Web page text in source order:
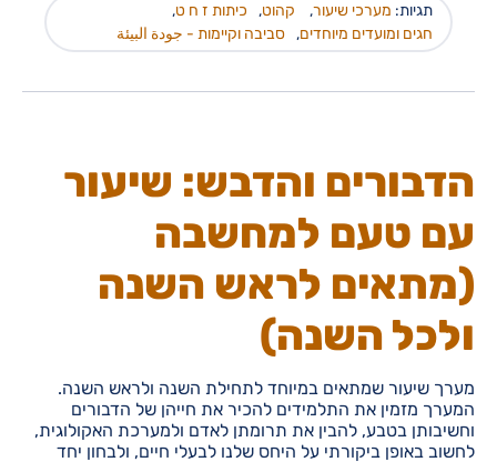
תגיות: מערכי שיעור, קהוט, כיתות ז ח ט,
חגים ומועדים מיוחדים, סביבה וקיימות - جودة البيئة
הדבורים והדבש: שיעור
עם טעם למחשבה
(מתאים לראש השנה
ולכל השנה)
מערך שיעור שמתאים במיוחד לתחילת השנה ולראש השנה.
המערך מזמין את התלמידים להכיר את חייהן של הדבורים
וחשיבותן בטבע, להבין את תרומתן לאדם ולמערכת האקולוגית,
לחשוב באופן ביקורתי על היחס שלנו לבעלי חיים, ולבחון יחד